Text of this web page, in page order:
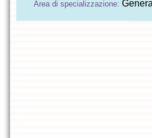
Area di specializzazione: